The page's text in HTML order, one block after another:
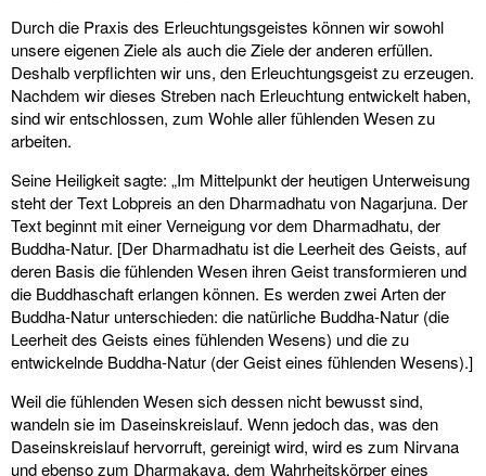
Durch die Praxis des Erleuchtungsgeistes können wir sowohl
unsere eigenen Ziele als auch die Ziele der anderen erfüllen.
Deshalb verpflichten wir uns, den Erleuchtungsgeist zu erzeugen.
Nachdem wir dieses Streben nach Erleuchtung entwickelt haben,
sind wir entschlossen, zum Wohle aller fühlenden Wesen zu
arbeiten.
Seine Heiligkeit sagte: „Im Mittelpunkt der heutigen Unterweisung
steht der Text Lobpreis an den Dharmadhatu von Nagarjuna. Der
Text beginnt mit einer Verneigung vor dem Dharmadhatu, der
Buddha-Natur. [Der Dharmadhatu ist die Leerheit des Geists, auf
deren Basis die fühlenden Wesen ihren Geist transformieren und
die Buddhaschaft erlangen können. Es werden zwei Arten der
Buddha-Natur unterschieden: die natürliche Buddha-Natur (die
Leerheit des Geists eines fühlenden Wesens) und die zu
entwickelnde Buddha-Natur (der Geist eines fühlenden Wesens).]
Weil die fühlenden Wesen sich dessen nicht bewusst sind,
wandeln sie im Daseinskreislauf. Wenn jedoch das, was den
Daseinskreislauf hervorruft, gereinigt wird, wird es zum Nirvana
und ebenso zum Dharmakaya, dem Wahrheitskörper eines